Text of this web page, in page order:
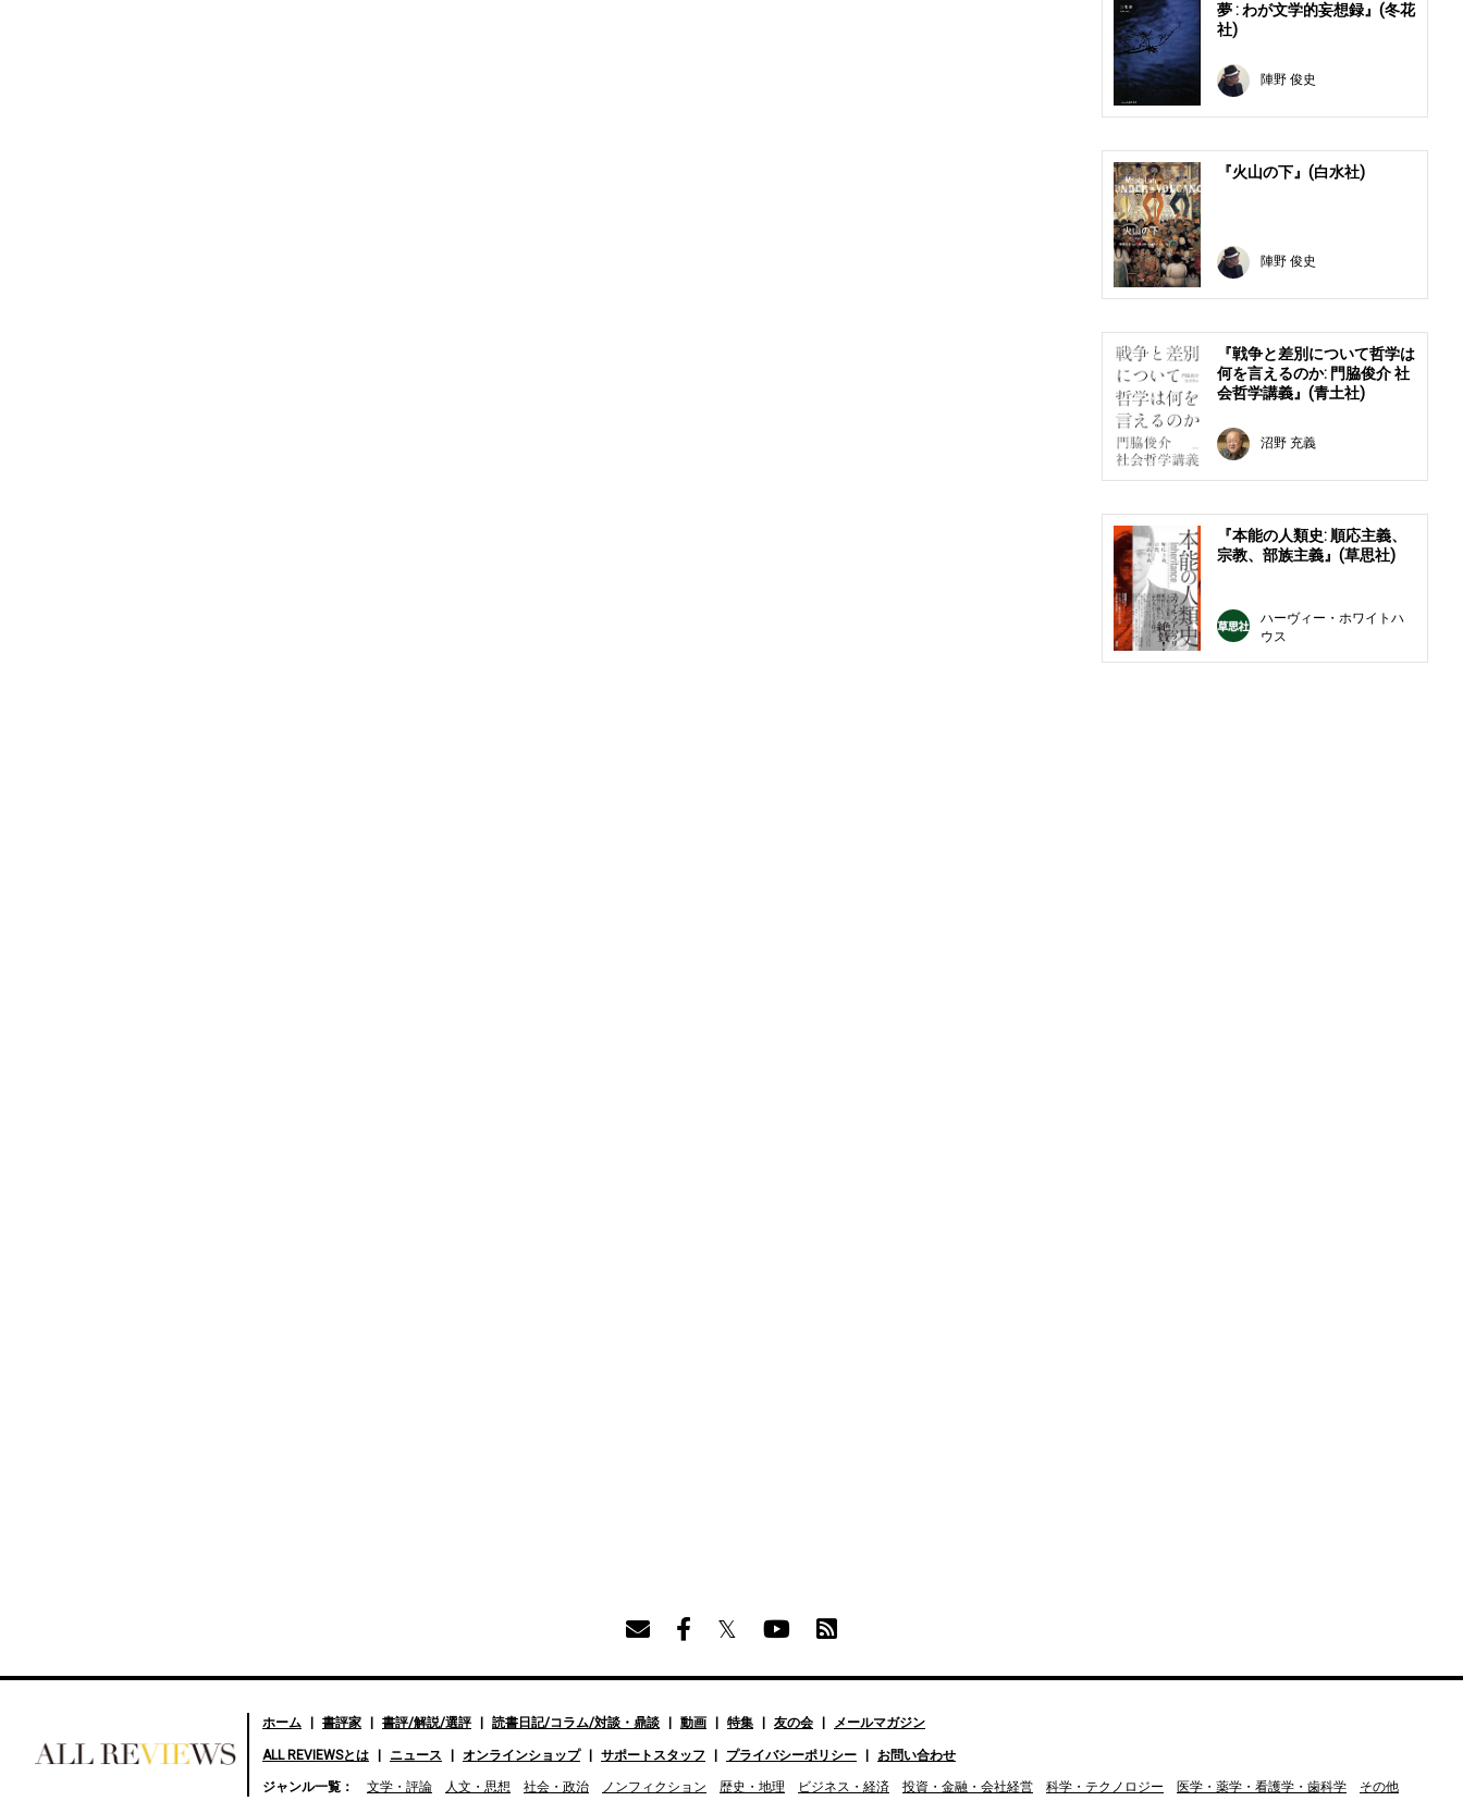
夢 : わが文学的妄想録』(冬花
社)
陣野 俊史
『火山の下』(白水社)
陣野 俊史
『戦争と差別について哲学は
何を言えるのか: 門脇俊介 社
会哲学講義』(青土社)
沼野 充義
『本能の人類史: 順応主義、
宗教、部族主義』(草思社)
ハーヴィー・ホワイトハ
ウス
ホーム 書評家 書評/解説/選評 読書日記/コラム/対談・鼎談 動画 特集 友の会 メールマガジン
ALL REVIEWSとは ニュース オンラインショップ サポートスタッフ プライバシーポリシー お問い合わせ
ジャンル一覧： 文学・評論 人文・思想 社会・政治 ノンフィクション 歴史・地理 ビジネス・経済 投資・金融・会社経営 科学・テクノロジー 医学・薬学・看護学・歯科学 その他